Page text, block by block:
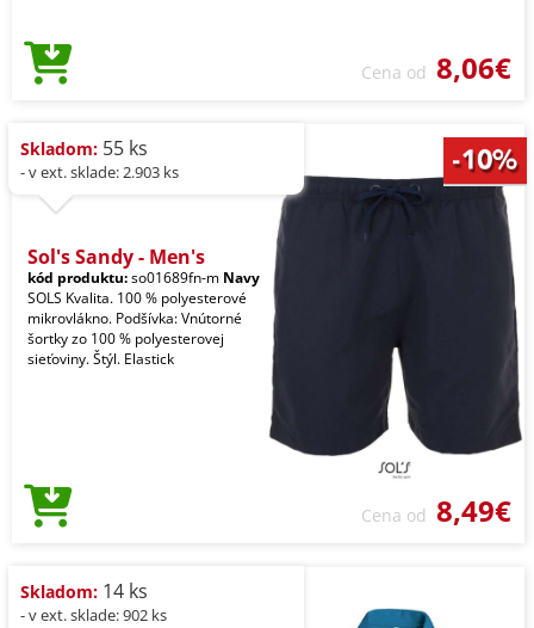
Cena od 8,06€
Skladom: 55 ks
- v ext. sklade: 2.903 ks
Sol's Sandy - Men's
kód produktu:so01689fn-m Navy
SOLS Kvalita. 100 % polyesterové
mikrovlákno. Podšívka: Vnútorné
šortky zo 100 % polyesterovej
sieťoviny. Štýl. Elastick
Cena od 8,49€
Skladom: 14 ks
- v ext. sklade: 902 ks